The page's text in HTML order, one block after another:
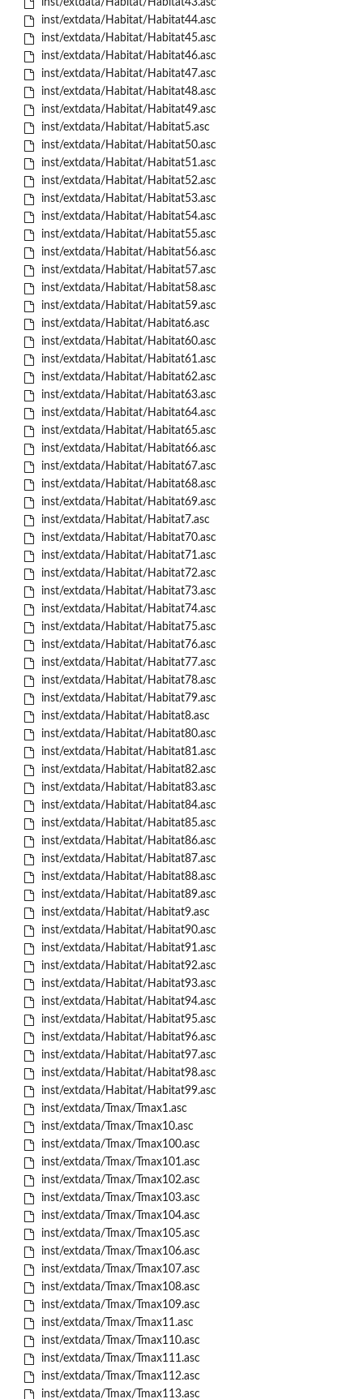
inst/extdata/Habitat/Habitat43.asc
inst/extdata/Habitat/Habitat44.asc
inst/extdata/Habitat/Habitat45.asc
inst/extdata/Habitat/Habitat46.asc
inst/extdata/Habitat/Habitat47.asc
inst/extdata/Habitat/Habitat48.asc
inst/extdata/Habitat/Habitat49.asc
inst/extdata/Habitat/Habitat5.asc
inst/extdata/Habitat/Habitat50.asc
inst/extdata/Habitat/Habitat51.asc
inst/extdata/Habitat/Habitat52.asc
inst/extdata/Habitat/Habitat53.asc
inst/extdata/Habitat/Habitat54.asc
inst/extdata/Habitat/Habitat55.asc
inst/extdata/Habitat/Habitat56.asc
inst/extdata/Habitat/Habitat57.asc
inst/extdata/Habitat/Habitat58.asc
inst/extdata/Habitat/Habitat59.asc
inst/extdata/Habitat/Habitat6.asc
inst/extdata/Habitat/Habitat60.asc
inst/extdata/Habitat/Habitat61.asc
inst/extdata/Habitat/Habitat62.asc
inst/extdata/Habitat/Habitat63.asc
inst/extdata/Habitat/Habitat64.asc
inst/extdata/Habitat/Habitat65.asc
inst/extdata/Habitat/Habitat66.asc
inst/extdata/Habitat/Habitat67.asc
inst/extdata/Habitat/Habitat68.asc
inst/extdata/Habitat/Habitat69.asc
inst/extdata/Habitat/Habitat7.asc
inst/extdata/Habitat/Habitat70.asc
inst/extdata/Habitat/Habitat71.asc
inst/extdata/Habitat/Habitat72.asc
inst/extdata/Habitat/Habitat73.asc
inst/extdata/Habitat/Habitat74.asc
inst/extdata/Habitat/Habitat75.asc
inst/extdata/Habitat/Habitat76.asc
inst/extdata/Habitat/Habitat77.asc
inst/extdata/Habitat/Habitat78.asc
inst/extdata/Habitat/Habitat79.asc
inst/extdata/Habitat/Habitat8.asc
inst/extdata/Habitat/Habitat80.asc
inst/extdata/Habitat/Habitat81.asc
inst/extdata/Habitat/Habitat82.asc
inst/extdata/Habitat/Habitat83.asc
inst/extdata/Habitat/Habitat84.asc
inst/extdata/Habitat/Habitat85.asc
inst/extdata/Habitat/Habitat86.asc
inst/extdata/Habitat/Habitat87.asc
inst/extdata/Habitat/Habitat88.asc
inst/extdata/Habitat/Habitat89.asc
inst/extdata/Habitat/Habitat9.asc
inst/extdata/Habitat/Habitat90.asc
inst/extdata/Habitat/Habitat91.asc
inst/extdata/Habitat/Habitat92.asc
inst/extdata/Habitat/Habitat93.asc
inst/extdata/Habitat/Habitat94.asc
inst/extdata/Habitat/Habitat95.asc
inst/extdata/Habitat/Habitat96.asc
inst/extdata/Habitat/Habitat97.asc
inst/extdata/Habitat/Habitat98.asc
inst/extdata/Habitat/Habitat99.asc
inst/extdata/Tmax/Tmax1.asc
inst/extdata/Tmax/Tmax10.asc
inst/extdata/Tmax/Tmax100.asc
inst/extdata/Tmax/Tmax101.asc
inst/extdata/Tmax/Tmax102.asc
inst/extdata/Tmax/Tmax103.asc
inst/extdata/Tmax/Tmax104.asc
inst/extdata/Tmax/Tmax105.asc
inst/extdata/Tmax/Tmax106.asc
inst/extdata/Tmax/Tmax107.asc
inst/extdata/Tmax/Tmax108.asc
inst/extdata/Tmax/Tmax109.asc
inst/extdata/Tmax/Tmax11.asc
inst/extdata/Tmax/Tmax110.asc
inst/extdata/Tmax/Tmax111.asc
inst/extdata/Tmax/Tmax112.asc
inst/extdata/Tmax/Tmax113.asc